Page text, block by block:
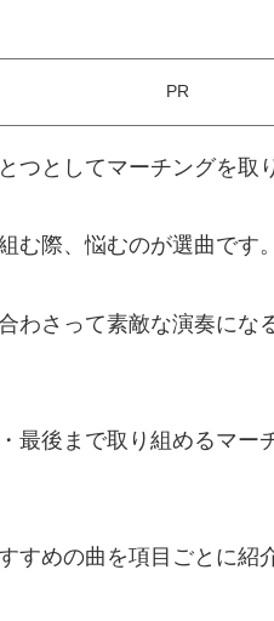
PR
つとしてマーチングを取
む際、悩むのが選曲です。
わさって素敵な演奏にな
最後まで取り組めるマー
すめの曲を項目ごとに紹